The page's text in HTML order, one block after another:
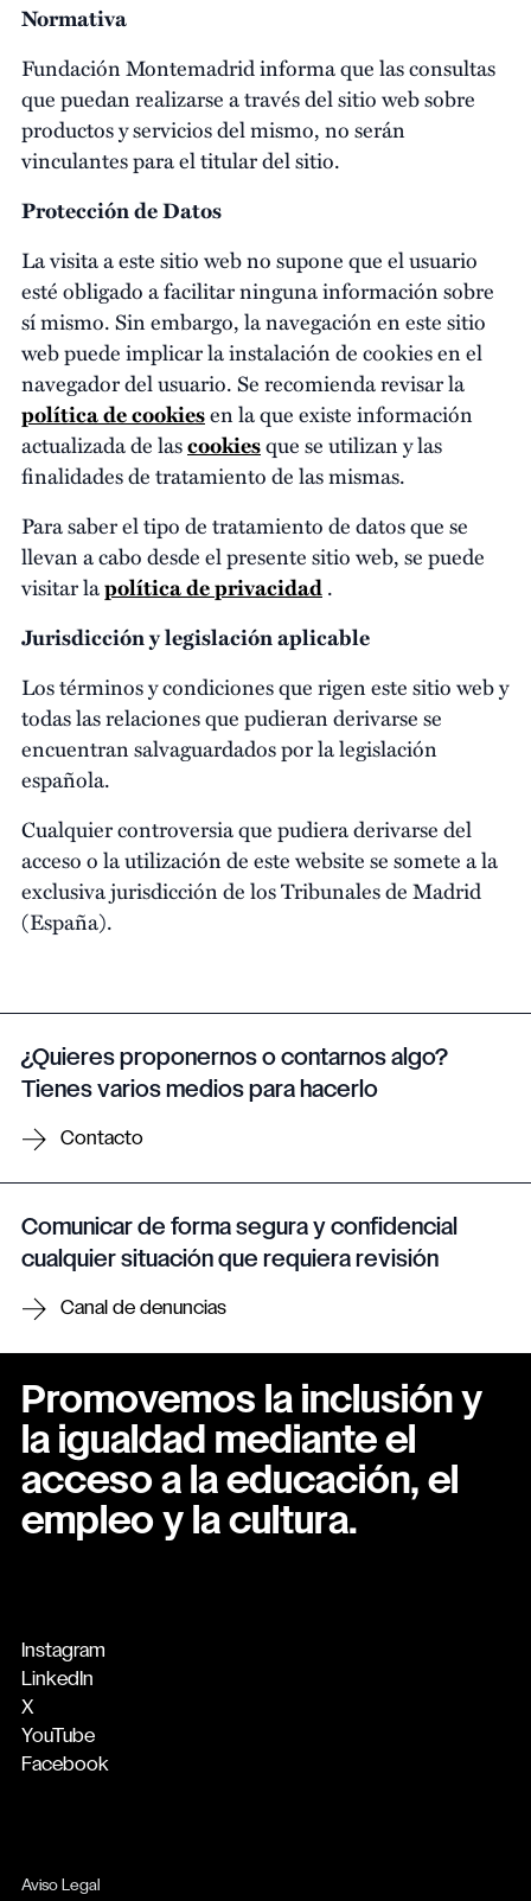
Normativa
Fundación Montemadrid informa que las consultas
que puedan realizarse a través del sitio web sobre
productos y servicios del mismo, no serán
vinculantes para el titular del sitio.
Protección de Datos
La visita a este sitio web no supone que el usuario
esté obligado a facilitar ninguna información sobre
sí mismo. Sin embargo, la navegación en este sitio
web puede implicar la instalación de cookies en el
navegador del usuario. Se recomienda revisar la
política de cookiesen la que existe información
actualizada de lascookiesque se utilizan y las
finalidades de tratamiento de las mismas.
Para saber el tipo de tratamiento de datos que se
llevan a cabo desde el presente sitio web, se puede
visitar lapolítica de privacidad.
Jurisdicción y legislación aplicable
Los términos y condiciones que rigen este sitio web y
todas las relaciones que pudieran derivarse se
encuentran salvaguardados por la legislación
española.
Cualquier controversia que pudiera derivarse del
acceso o la utilización de este website se somete a la
exclusiva jurisdicción de los Tribunales de Madrid
(España).
¿Quieres proponernos o contarnos algo?
Tienes varios medios para hacerlo
Contacto
Comunicar de forma segura y confidencial
cualquier situación que requiera revisión
Canal de denuncias
Promovemos la inclusión y
la igualdad mediante el
acceso a la educación, el
empleo y la cultura.
Instagram
LinkedIn
X
YouTube
Facebook
Aviso Legal